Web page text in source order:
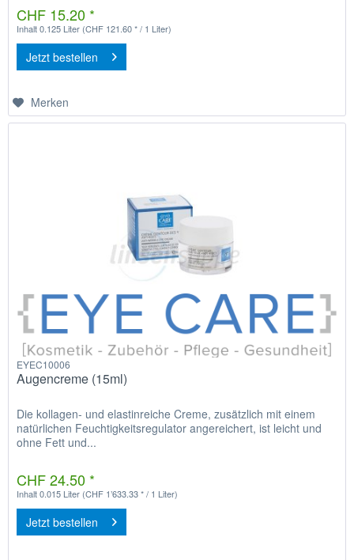
CHF 15.20 *
Inhalt0.125 Liter (CHF 121.60 * / 1 Liter)
Jetzt bestellen
Merken
EYEC10006
Augencreme (15ml)
Die kollagen- und elastinreiche Creme, zusätzlich mit einem
natürlichen Feuchtigkeitsregulator angereichert, ist leicht und
ohne Fett und...
CHF 24.50 *
Inhalt0.015 Liter (CHF 1’633.33 * / 1 Liter)
Jetzt bestellen